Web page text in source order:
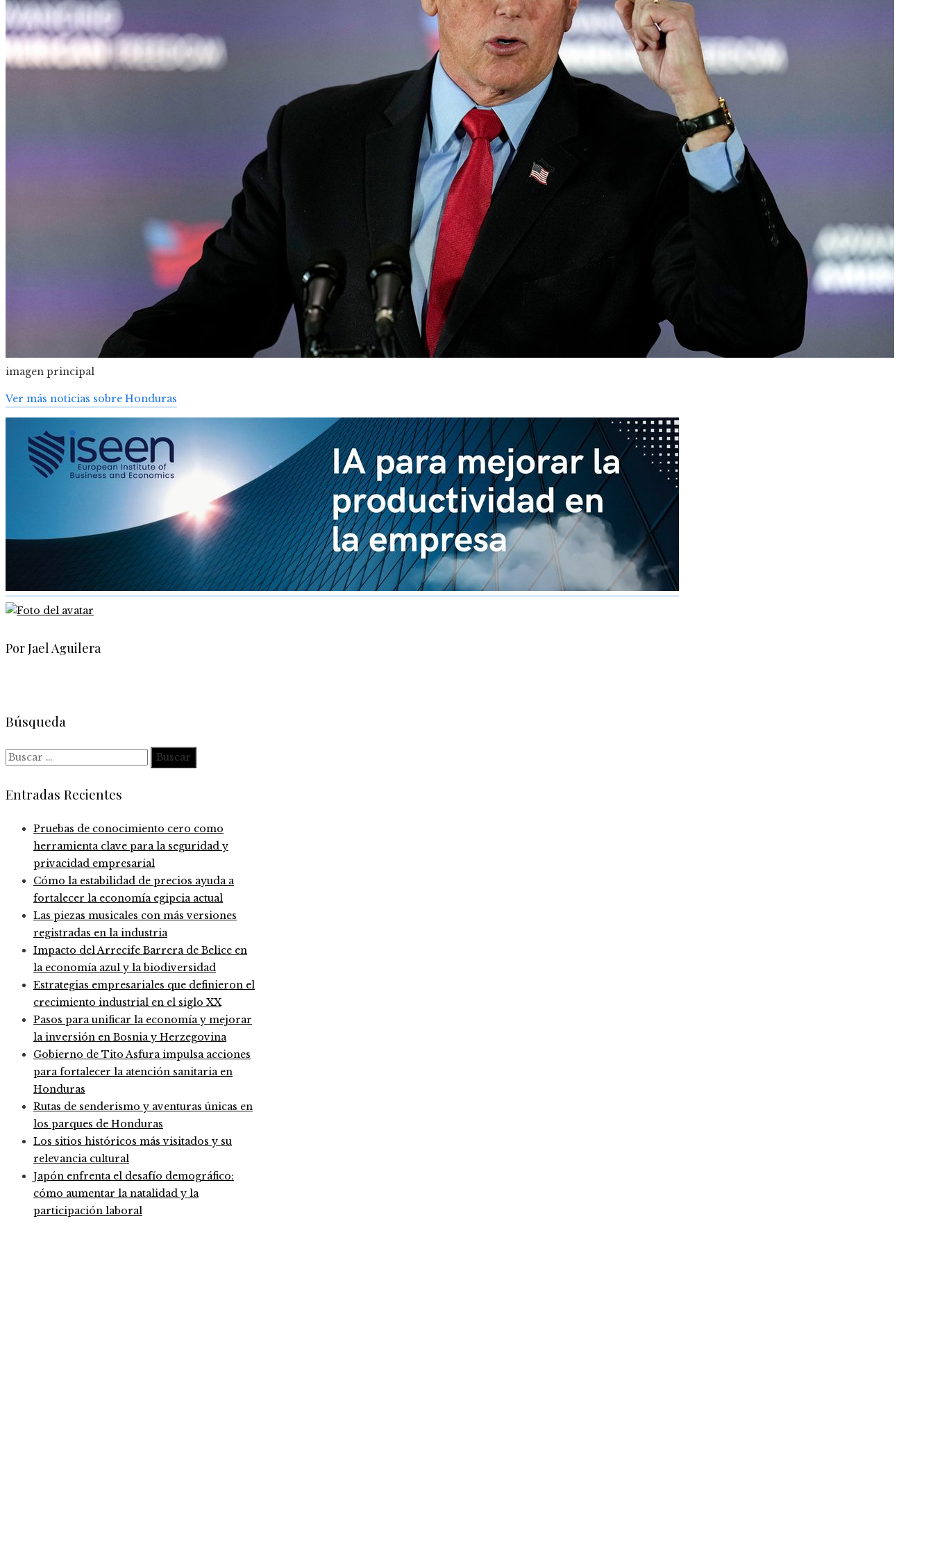
imagen principal
Ver más noticias sobre Honduras
Por Jael Aguilera
Búsqueda
Buscar:
Entradas Recientes
Pruebas de conocimiento cero como
herramienta clave para la seguridad y
privacidad empresarial
Cómo la estabilidad de precios ayuda a
fortalecer la economía egipcia actual
Las piezas musicales con más versiones
registradas en la industria
Impacto del Arrecife Barrera de Belice en
la economía azul y la biodiversidad
Estrategias empresariales que definieron el
crecimiento industrial en el siglo XX
Pasos para unificar la economía y mejorar
la inversión en Bosnia y Herzegovina
Gobierno de Tito Asfura impulsa acciones
para fortalecer la atención sanitaria en
Honduras
Rutas de senderismo y aventuras únicas en
los parques de Honduras
Los sitios históricos más visitados y su
relevancia cultural
Japón enfrenta el desafío demográfico:
cómo aumentar la natalidad y la
participación laboral